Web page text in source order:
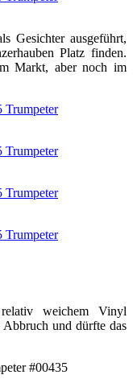
Gesichter ausgeführt,
Platz finden.
Markt, aber noch im
weichem Vinyl
Abbruch und dürfte das